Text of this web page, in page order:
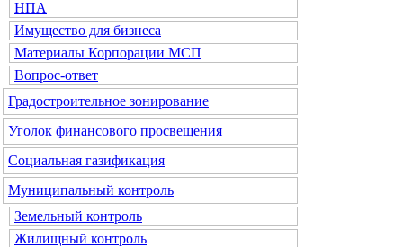
НПА
Имущество для бизнеса
Материалы Корпорации МСП
Вопрос-ответ
Градостроительное зонирование
Уголок финансового просвещения
Социальная газификация
Муниципальный контроль
Земельный контроль
Жилищный контроль